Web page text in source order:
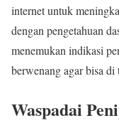
internet untuk
dengan pengetahuan
menemukan indikasi
berwenang agar bisa
Waspadai